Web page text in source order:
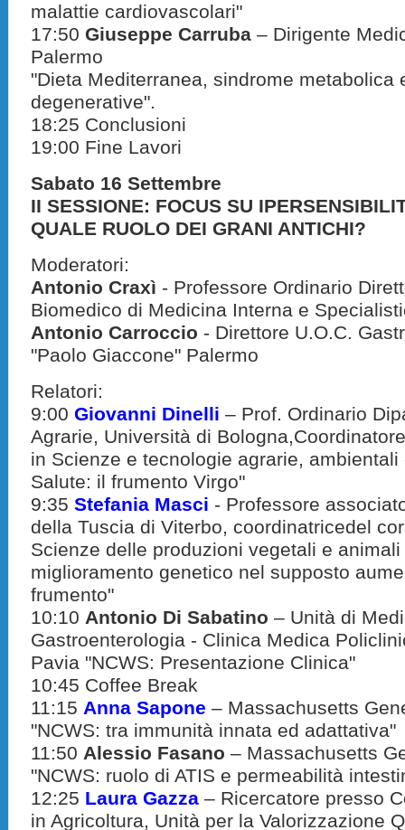
malattie cardiovascolari"
17:50 Giuseppe Carruba – Dirigente
Palermo
"Dieta Mediterranea, sindrome metabolica
degenerative".
18:25 Conclusioni
19:00 Fine Lavori
Sabato 16 Settembre
II SESSIONE: FOCUS SU
QUALE RUOLO DEI GRANI ANTICHI?
Moderatori:
Antonio Craxì - Professore Ordinario
Biomedico di Medicina Interna e
Antonio Carroccio - Direttore U.O.C.
"Paolo Giaccone" Palermo
Relatori:
9:00Giovanni Dinelli – Prof. Ordinario
Agrarie, Università di
in Scienze e tecnologie agrarie,
Salute: il frumento Virgo"
9:35Stefania Masci - Professore
della Tuscia di Viterbo, coordinatricedel
Scienze delle produzioni vegetali e
miglioramento genetico nel supposto
frumento"
10:10 Antonio Di Sabatino – Unità di
Gastroenterologia - Clinica Medica
Pavia "NCWS: Presentazione Clinica"
10:45 Coffee Break
11:15 Anna Sapone – Massachusetts
"NCWS: tra immunità innata ed adattativa"
11:50 Alessio Fasano– Massachusetts
"NCWS: ruolo di ATIS e permeabilità
12:25 Laura Gazza – Ricercatore presso
in Agricoltura, Unità per la Valorizzazione